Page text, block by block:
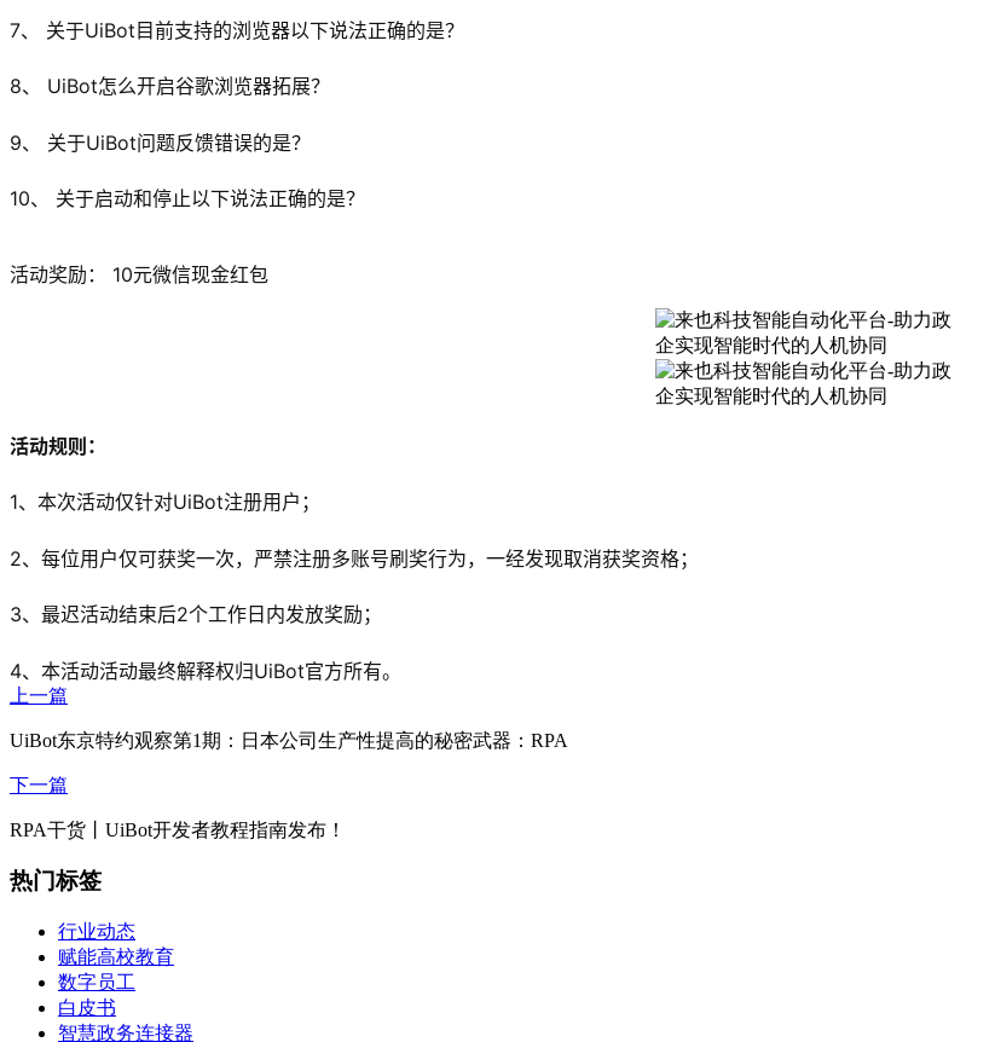
7、 关于UiBot目前支持的浏览器以下说法正确的是？
8、 UiBot怎么开启谷歌浏览器拓展？
9、 关于UiBot问题反馈错误的是？
10、 关于启动和停止以下说法正确的是？
活动奖励： 10元微信现金红包
活动规则：
1、本次活动仅针对UiBot注册用户；
2、每位用户仅可获奖一次，严禁注册多账号刷奖行为，一经发现取消获奖资格；
3、最迟活动结束后2个工作日内发放奖励；
4、本活动活动最终解释权归UiBot官方所有。
上一篇
UiBot东京特约观察第1期：日本公司生产性提高的秘密武器：RPA
下一篇
RPA干货丨UiBot开发者教程指南发布！
热门标签
行业动态
赋能高校教育
数字员工
白皮书
智慧政务连接器